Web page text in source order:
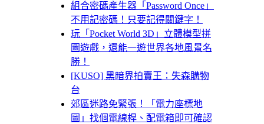
組合密碼產生器「Password Once」
不用記密碼！只要記得關鍵字！
玩「Pocket World 3D」立體模型拼
圖遊戲，還能一遊世界各地風景名
勝！
[KUSO] 黑暗界拍賣王：失森購物
台
郊區迷路免緊張！「電力座標地
圖」找個電線桿、配電箱即可確認